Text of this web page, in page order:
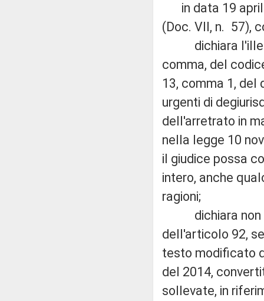
in data 19
(Doc. VII, n. 57),
dichiara
comma, del
13, comma 1,
urgenti di
dell'arretrato in
nella legge 10
il giudice possa
intero, anche
ragioni;
dichiara non
dell'articolo 92,
testo modificato
del 2014,
sollevate, in